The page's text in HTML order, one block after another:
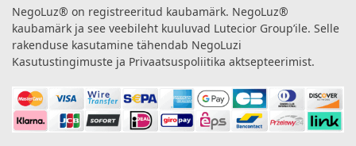
NegoLuz® on registreeritud kaubamärk. NegoLuz®
kaubamärk ja see veebileht kuuluvad Lutecior Group’ile. Selle
rakenduse kasutamine tähendab NegoLuzi
Kasutustingimuste ja Privaatsuspoliitika aktsepteerimist.